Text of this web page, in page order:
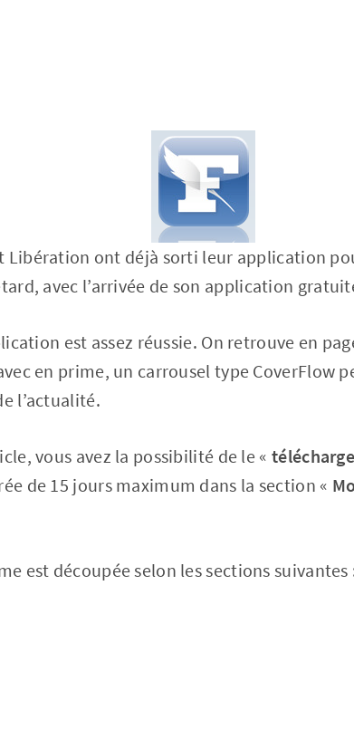
Libération ont déjà sorti leur application
avec l’arrivée de son application
est assez réussie. On retrouve en
en prime, un carrousel type CoverFlow
l’actualité.
vous avez la possibilité de le «
de 15 jours maximum dans la section «
est découpée selon les sections suivantes